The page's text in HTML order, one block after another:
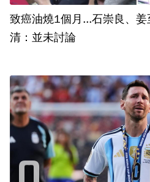
致癌油燒1個月...石崇良、姜至剛傳
清：並未討論